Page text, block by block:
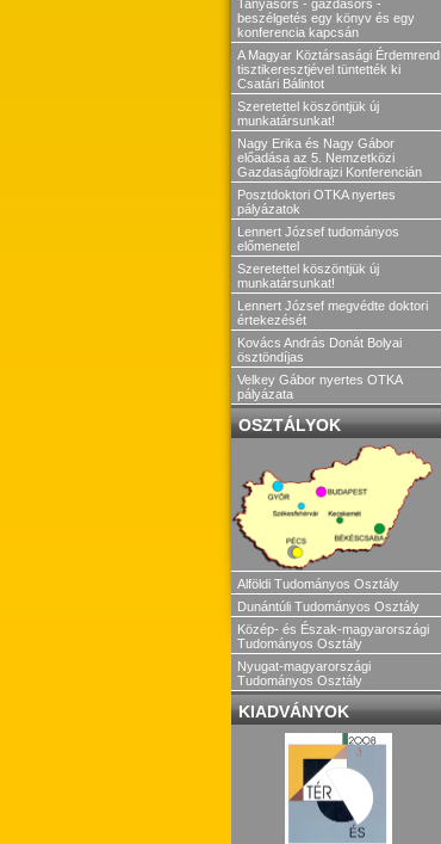
Tanyasors - gazdasors -
beszélgetés egy könyv és egy
konferencia kapcsán
A Magyar Köztársasági Érdemrend
tisztikeresztjével tüntették ki
Csatári Bálintot
Szeretettel köszöntjük új
munkatársunkat!
Nagy Erika és Nagy Gábor
előadása az 5. Nemzetközi
Gazdaságföldrajzi Konferencián
Posztdoktori OTKA nyertes
pályázatok
Lennert József tudományos
előmenetel
Szeretettel köszöntjük új
munkatársunkat!
Lennert József megvédte doktori
értekezését
Kovács András Donát Bolyai
ösztöndíjas
Velkey Gábor nyertes OTKA
pályázata
OSZTÁLYOK
Alföldi Tudományos Osztály
Dunántúli Tudományos Osztály
Közép- és Észak-magyarországi
Tudományos Osztály
Nyugat-magyarországi
Tudományos Osztály
KIADVÁNYOK